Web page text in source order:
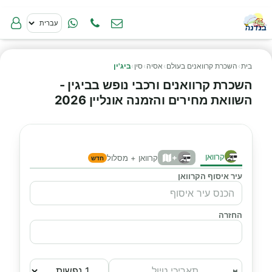
בית› השכרת קרוואנים בעולם › אסיה ›סין ›ביג'ין
השכרת קרוואנים ורכבי נופש בביגין -
השוואת מחירים והזמנה אונליין 2026
קרוואן + קרוואן + מסלול חדש
עיר איסוף הקרוואן
החזרה